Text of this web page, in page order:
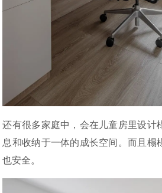
还有很多家庭中，会在儿童房里设计
息和收纳于一体的成长空间。而且榻
也安全。